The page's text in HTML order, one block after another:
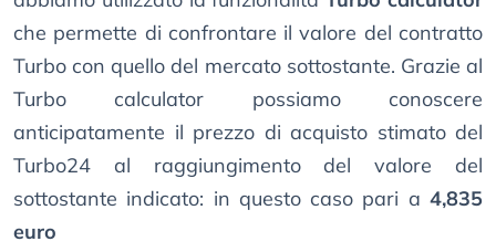
che permette di confrontare il valore del contratto
Turbo con quello del mercato sottostante. Grazie al
Turbo calculator possiamo conoscere
anticipatamente il prezzo di acquisto stimato del
Turbo24 al raggiungimento del valore del
sottostante indicato: in questo caso pari a 4,835
euro